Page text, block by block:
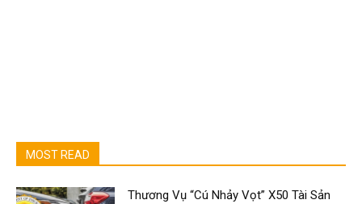
MOST READ
Thương Vụ “Cú Nhảy Vọt” X50 Tài Sản